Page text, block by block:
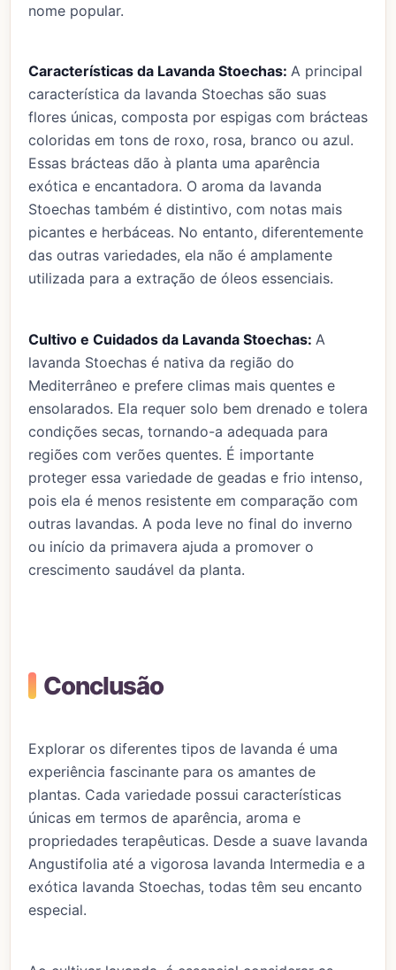
nome popular.
Características da Lavanda Stoechas: A principal
característica da lavanda Stoechas são suas
flores únicas, composta por espigas com brácteas
coloridas em tons de roxo, rosa, branco ou azul.
Essas brácteas dão à planta uma aparência
exótica e encantadora. O aroma da lavanda
Stoechas também é distintivo, com notas mais
picantes e herbáceas. No entanto, diferentemente
das outras variedades, ela não é amplamente
utilizada para a extração de óleos essenciais.
Cultivo e Cuidados da Lavanda Stoechas: A
lavanda Stoechas é nativa da região do
Mediterrâneo e prefere climas mais quentes e
ensolarados. Ela requer solo bem drenado e tolera
condições secas, tornando-a adequada para
regiões com verões quentes. É importante
proteger essa variedade de geadas e frio intenso,
pois ela é menos resistente em comparação com
outras lavandas. A poda leve no final do inverno
ou início da primavera ajuda a promover o
crescimento saudável da planta.
Conclusão
Explorar os diferentes tipos de lavanda é uma
experiência fascinante para os amantes de
plantas. Cada variedade possui características
únicas em termos de aparência, aroma e
propriedades terapêuticas. Desde a suave lavanda
Angustifolia até a vigorosa lavanda Intermedia e a
exótica lavanda Stoechas, todas têm seu encanto
especial.